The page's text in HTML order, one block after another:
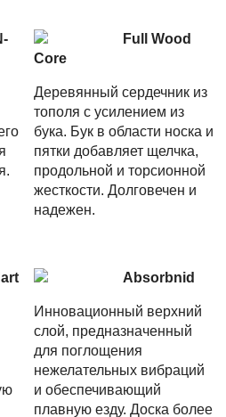
Full Wood
Core
Деревянный сердечник из
тополя с усилением из
бука. Бук в области носка и
пятки добавляет щелчка,
продольной и торсионной
жесткости. Долговечен и
надежен.
Absorbnid
Инновационный верхний
слой, предназначенный
для поглощения
нежелательных вибраций
и обеспечивающий
плавную езду. Доска более